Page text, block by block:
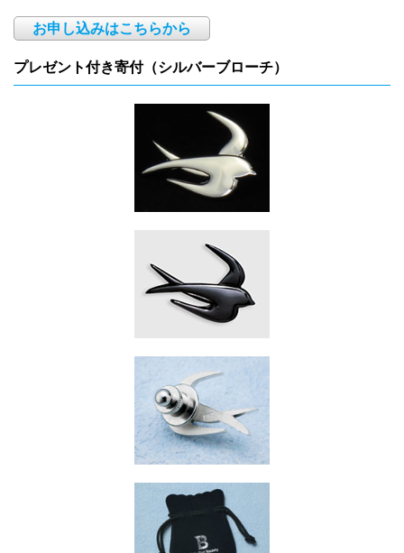
お申し込みはこちらから
プレゼント付き寄付（シルバーブローチ）